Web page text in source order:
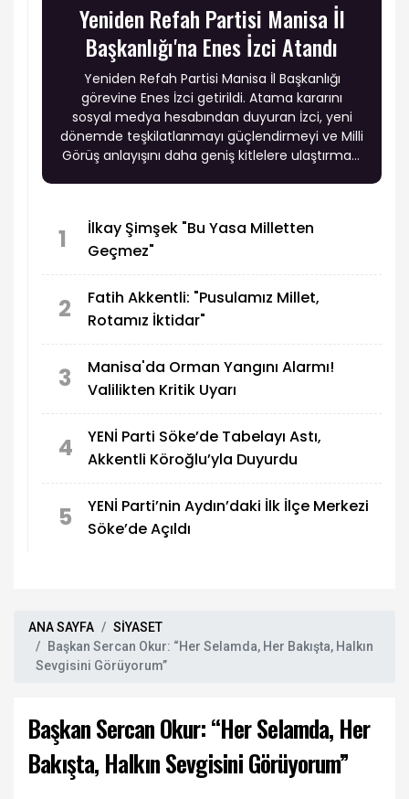
Yeniden Refah Partisi Manisa İl
Başkanlığı'na Enes İzci Atandı
Yeniden Refah Partisi Manisa İl Başkanlığı
görevine Enes İzci getirildi. Atama kararını
sosyal medya hesabından duyuran İzci, yeni
dönemde teşkilatlanmayı güçlendirmeyi ve Milli
Görüş anlayışını daha geniş kitlelere ulaştırmayı
1
İlkay Şimşek "Bu Yasa Milletten
Geçmez"
2
Fatih Akkentli: "Pusulamız Millet,
Rotamız İktidar"
3
Manisa'da Orman Yangını Alarmı!
Valilikten Kritik Uyarı
4
YENİ Parti Söke’de Tabelayı Astı,
Akkentli Köroğlu’yla Duyurdu
5
YENİ Parti’nin Aydın’daki İlk İlçe Merkezi
Söke’de Açıldı
ANA SAYFA
SİYASET
Başkan Sercan Okur: “Her Selamda, Her Bakışta, Halkın
Sevgisini Görüyorum”
Başkan Sercan Okur: “Her Selamda, Her
Bakışta, Halkın Sevgisini Görüyorum”